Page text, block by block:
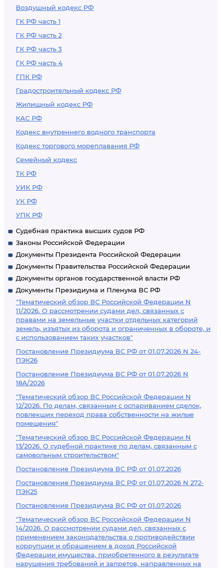
Воздушный кодекс РФ
ГК РФ часть 1
ГК РФ часть 2
ГК РФ часть 3
ГК РФ часть 4
ГПК РФ
Градостроительный кодекс РФ
Жилищный кодекс РФ
КАС РФ
Кодекс внутреннего водного транспорта
Кодекс торгового мореплавания РФ
Семейный кодекс
ТК РФ
УИК РФ
УК РФ
УПК РФ
Судебная практика высших судов РФ
Законы Российской Федерации
Документы Президента Российской Федерации
Документы Правительства Российской Федерации
Документы органов государственной власти РФ
Документы Президиума и Пленума ВС РФ
"Тематический обзор ВС Российской Федерации N
11/2026. О рассмотрении судами дел, связанных с
правами на земельные участки отдельных категорий
земель, изъятых из оборота и ограниченных в обороте, и
с использованием таких участков"
Постановление Президиума ВС РФ от 01.07.2026 N 24-
ПЭК26
Постановление Президиума ВС РФ от 01.07.2026 N
18А/2026
"Тематический обзор ВС Российской Федерации N
12/2026. По делам, связанным с оспариванием сделок,
повлекших переход права собственности на жилые
помещения"
"Тематический обзор ВС Российской Федерации N
13/2026. О судебной практике по делам, связанным с
самовольным строительством"
Постановление Президиума ВС РФ от 01.07.2026
Постановление Президиума ВС РФ от 01.07.2026 N 272-
ПЭК25
Постановление Президиума ВС РФ от 01.07.2026
"Тематический обзор ВС Российской Федерации N
14/2026. О рассмотрении судами дел, связанных с
применением законодательства о противодействии
коррупции и обращением в доход Российской
Федерации имущества, приобретенного в результате
нарушения требований и запретов, направленных на